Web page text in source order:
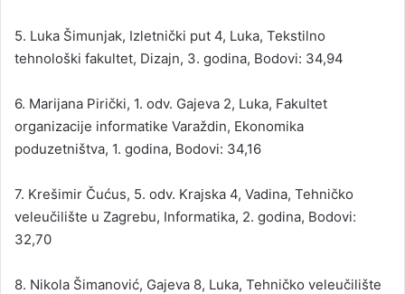
5. Luka Šimunjak, Izletnički put 4, Luka, Tekstilno
tehnološki fakultet, Dizajn, 3. godina, Bodovi: 34,94
6. Marijana Pirički, 1. odv. Gajeva 2, Luka, Fakultet
organizacije informatike Varaždin, Ekonomika
poduzetništva, 1. godina, Bodovi: 34,16
7. Krešimir Čućus, 5. odv. Krajska 4, Vadina, Tehničko
veleučilište u Zagrebu, Informatika, 2. godina, Bodovi:
32,70
8. Nikola Šimanović, Gajeva 8, Luka, Tehničko veleučilište